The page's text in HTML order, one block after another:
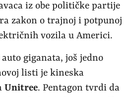
iz obe političke partije
zakon o trajnoj i potpunoj
vozila u Americi.
giganata, još jedno
listi je kineska
Unitree. Pentagon tvrdi da